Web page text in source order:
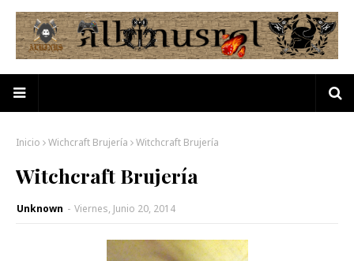
Inicio Wichcraft Brujería Witchcraft Brujería
Witchcraft Brujería
Unknown - Viernes, Junio 20, 2014